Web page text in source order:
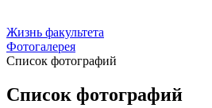
Жизнь факультета
Фотогалерея
Список фотографий
Список фотографий